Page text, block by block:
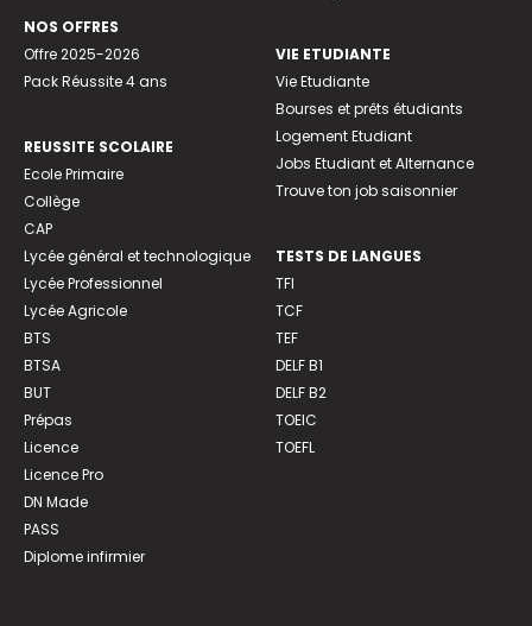
NOS OFFRES
Offre 2025-2026
Pack Réussite 4 ans
REUSSITE SCOLAIRE
Ecole Primaire
Collège
CAP
Lycée général et technologique
Lycée Professionnel
Lycée Agricole
BTS
BTSA
BUT
Prépas
Licence
Licence Pro
DN Made
PASS
Diplome infirmier
VIE ETUDIANTE
Vie Etudiante
Bourses et prêts étudiants
Logement Etudiant
Jobs Etudiant et Alternance
Trouve ton job saisonnier
TESTS DE LANGUES
TFI
TCF
TEF
DELF B1
DELF B2
TOEIC
TOEFL